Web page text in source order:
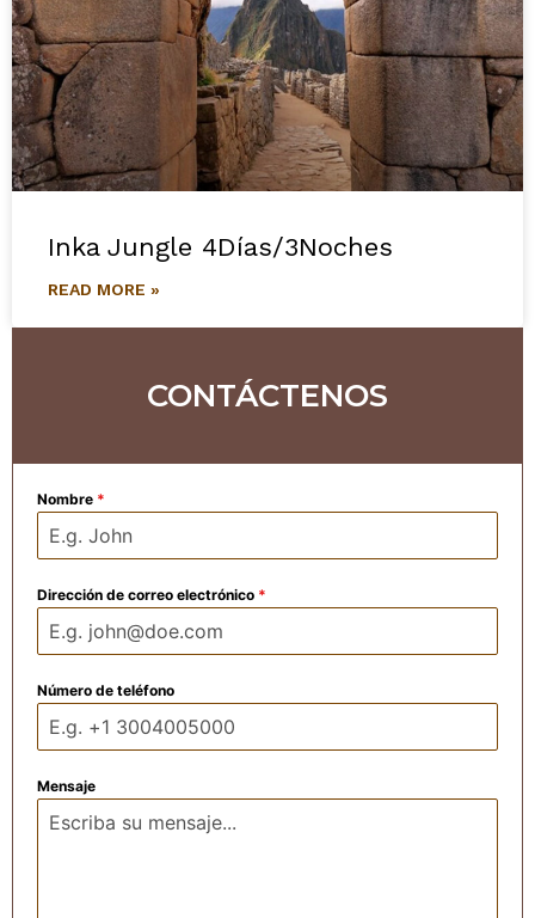
Inka Jungle 4Días/3Noches
READ MORE »
CONTÁCTENOS
Nombre *
Dirección de correo electrónico *
Número de teléfono
Mensaje